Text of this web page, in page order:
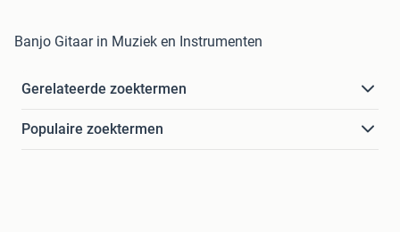
Banjo Gitaar in Muziek en Instrumenten
Gerelateerde zoektermen
Populaire zoektermen